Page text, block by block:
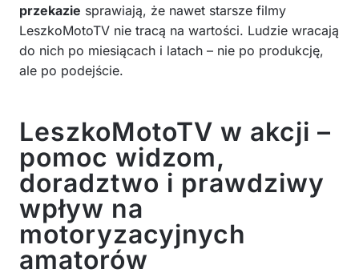
przekazie sprawiają, że nawet starsze filmy
LeszkoMotoTV nie tracą na wartości. Ludzie wracają
do nich po miesiącach i latach – nie po produkcję,
ale po podejście.
LeszkoMotoTV w akcji –
pomoc widzom,
doradztwo i prawdziwy
wpływ na
motoryzacyjnych
amatorów